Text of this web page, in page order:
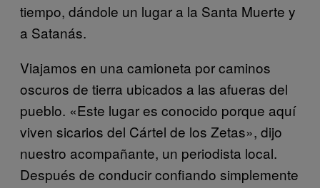
tiempo, dándole un lugar a la Santa Muerte y
a Satanás.
Viajamos en una camioneta por caminos
oscuros de tierra ubicados a las afueras del
pueblo. «Este lugar es conocido porque aquí
viven sicarios del Cártel de los Zetas», dijo
nuestro acompañante, un periodista local.
Después de conducir confiando simplemente